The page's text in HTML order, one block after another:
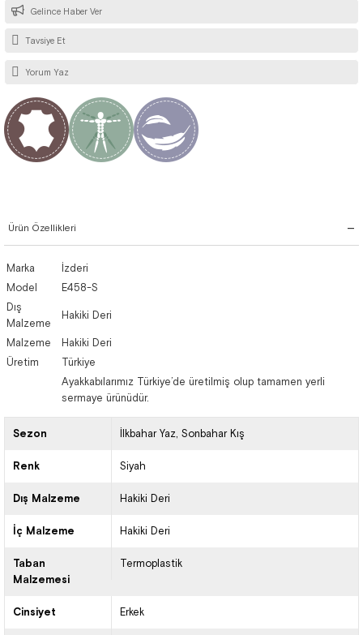
Gelince Haber Ver
Tavsiye Et
Yorum Yaz
Ürün Özellikleri
Marka
İzderi
Model
E458-S
Dış
Malzeme
Hakiki Deri
Malzeme
Hakiki Deri
Üretim
Türkiye
Ayakkabılarımız Türkiye’de üretilmiş olup tamamen yerli
sermaye ürünüdür.
Sezon İlkbahar Yaz Sonbahar Kış
Renk Siyah
Dış Malzeme Hakiki Deri
İç Malzeme Hakiki Deri
Taban
Malzemesi
Termoplastik
Cinsiyet Erkek